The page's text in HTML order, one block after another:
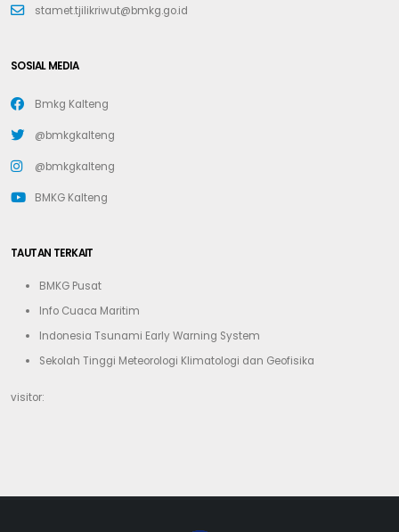
stamet.tjilikriwut@bmkg.go.id
SOSIAL MEDIA
Bmkg Kalteng
@bmkgkalteng
@bmkgkalteng
BMKG Kalteng
TAUTAN TERKAIT
BMKG Pusat
Info Cuaca Maritim
Indonesia Tsunami Early Warning System
Sekolah Tinggi Meteorologi Klimatologi dan Geofisika
visitor: